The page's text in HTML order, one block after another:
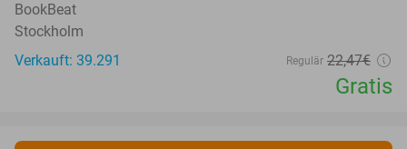
BookBeat
Stockholm
Verkauft: 39.291
Regulär 22,47€
Gratis